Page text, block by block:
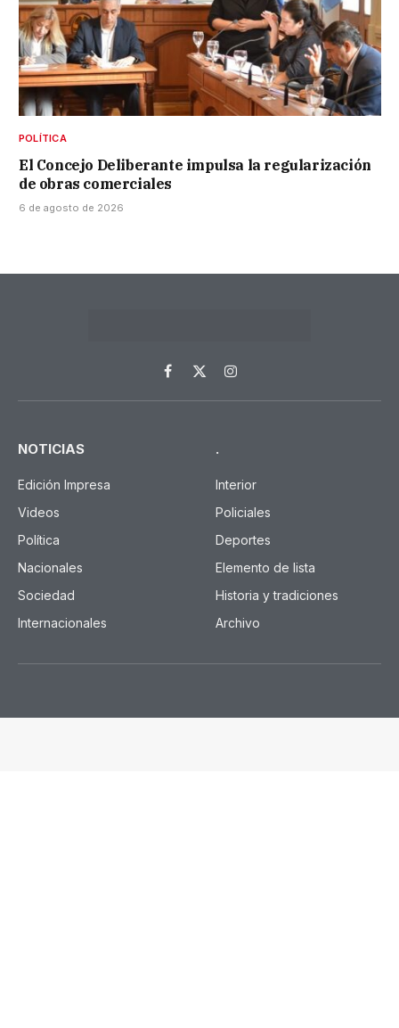
POLÍTICA
El Concejo Deliberante impulsa la regularización
de obras comerciales
6 de agosto de 2026
Facebook
X
(Twitter)
Instagram
NOTICIAS
Edición Impresa
Videos
Política
Nacionales
Sociedad
Internacionales
.
Interior
Policiales
Deportes
Elemento de lista
Historia y tradiciones
Archivo